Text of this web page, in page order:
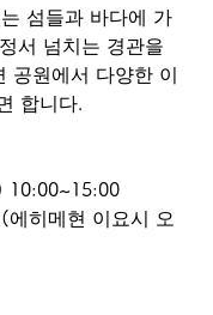
섬들과 바다에 가
서 넘치는 경관을
공원에서 다양한 이
합니다.
10:00~15:00
히메현 이요시 오